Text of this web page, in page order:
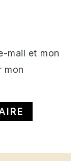
mail et mon
mon